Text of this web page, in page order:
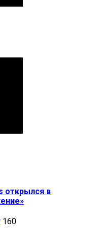
открылся в
160